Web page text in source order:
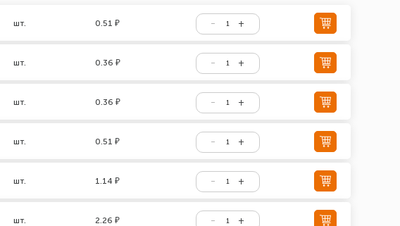
шт. 0.51 ₽
шт. 0.36 ₽
шт. 0.36 ₽
шт. 0.51 ₽
шт. 1.14 ₽
шт. 2.26 ₽